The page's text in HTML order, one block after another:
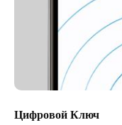
Цифровой Ключ